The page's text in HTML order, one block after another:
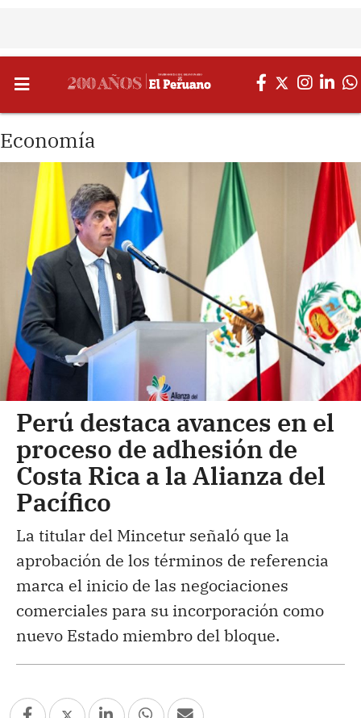
Economía
Perú destaca avances en el
proceso de adhesión de
Costa Rica a la Alianza del
Pacífico
La titular del Mincetur señaló que la
aprobación de los términos de referencia
marca el inicio de las negociaciones
comerciales para su incorporación como
nuevo Estado miembro del bloque.